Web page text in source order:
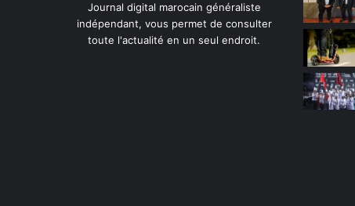
Journal digital marocain généraliste
indépendant, vous permet de consulter
toute l'actualité en un seul endroit.